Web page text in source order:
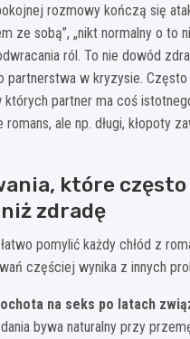
rozmowy kończą się
ze sobą”, „nikt normalny o to
ról. To nie dowód
partnerstwa w kryzysie.
których partner ma coś
romans, ale np. długi, kłopoty
które często
zdradę
pomylić każdy chłód z
częściej wynika z innych
na seks po latach
bywa naturalny przy